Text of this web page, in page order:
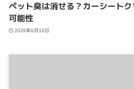
ペット臭は消せる？カーシート
可能性
2026年6月10日